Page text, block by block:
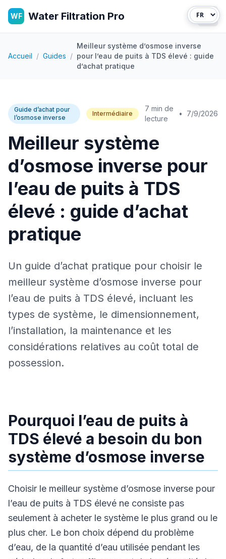
WF Water Filtration Pro
Accueil / Guides /
Meilleur système d’osmose inverse
pour l’eau de puits à TDS élevé : guide
d’achat pratique
Guide d’achat pour
l’osmose inverse
Intermédiaire
7 min de
lecture
• 7/9/2026
Meilleur système
d’osmose inverse pour
l’eau de puits à TDS
élevé : guide d’achat
pratique
Un guide d’achat pratique pour choisir le
meilleur système d’osmose inverse pour
l’eau de puits à TDS élevé, incluant les
types de système, le dimensionnement,
l’installation, la maintenance et les
considérations relatives au coût total de
possession.
Pourquoi l’eau de puits à
TDS élevé a besoin du bon
système d’osmose inverse
Choisir le meilleur système d’osmose inverse pour
l’eau de puits à TDS élevé ne consiste pas
seulement à acheter le système le plus grand ou le
plus cher. Le bon choix dépend du problème
d’eau, de la quantité d’eau utilisée pendant les